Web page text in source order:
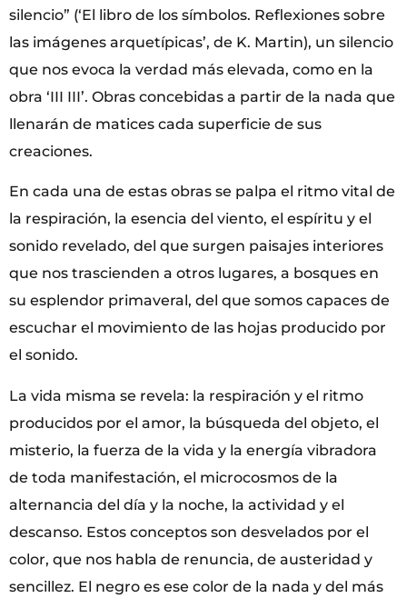
silencio” (‘El libro de los símbolos. Reflexiones sobre
las imágenes arquetípicas’, de K. Martin), un silencio
que nos evoca la verdad más elevada, como en la
obra ‘III III’. Obras concebidas a partir de la nada que
llenarán de matices cada superficie de sus
creaciones.
En cada una de estas obras se palpa el ritmo vital de
la respiración, la esencia del viento, el espíritu y el
sonido revelado, del que surgen paisajes interiores
que nos trascienden a otros lugares, a bosques en
su esplendor primaveral, del que somos capaces de
escuchar el movimiento de las hojas producido por
el sonido.
La vida misma se revela: la respiración y el ritmo
producidos por el amor, la búsqueda del objeto, el
misterio, la fuerza de la vida y la energía vibradora
de toda manifestación, el microcosmos de la
alternancia del día y la noche, la actividad y el
descanso. Estos conceptos son desvelados por el
color, que nos habla de renuncia, de austeridad y
sencillez. El negro es ese color de la nada y del más